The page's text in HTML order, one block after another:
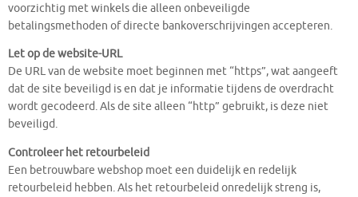
voorzichtig met winkels die alleen onbeveiligde
betalingsmethoden of directe bankoverschrijvingen accepteren.
Let op de website-URL
De URL van de website moet beginnen met “https”, wat aangeeft
dat de site beveiligd is en dat je informatie tijdens de overdracht
wordt gecodeerd. Als de site alleen “http” gebruikt, is deze niet
beveiligd.
Controleer het retourbeleid
Een betrouwbare webshop moet een duidelijk en redelijk
retourbeleid hebben. Als het retourbeleid onredelijk streng is,